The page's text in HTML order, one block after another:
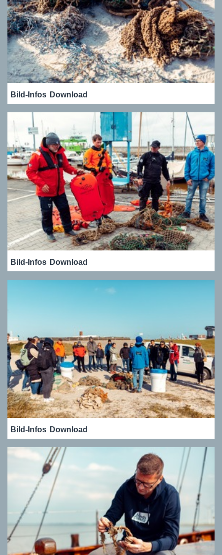
Bild-Infos Download
Bild-Infos Download
Bild-Infos Download